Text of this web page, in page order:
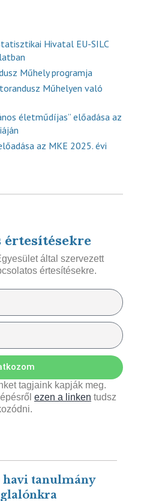
Hivatal EU-SILC
Műhely programja
Műhelyen való
életműdíjas” előadása az
az MKE 2025. évi
értesítésekre
által szervezett
értesítésekre.
tagjaink kapják meg.
ezen a linken tudsz
havi tanulmány